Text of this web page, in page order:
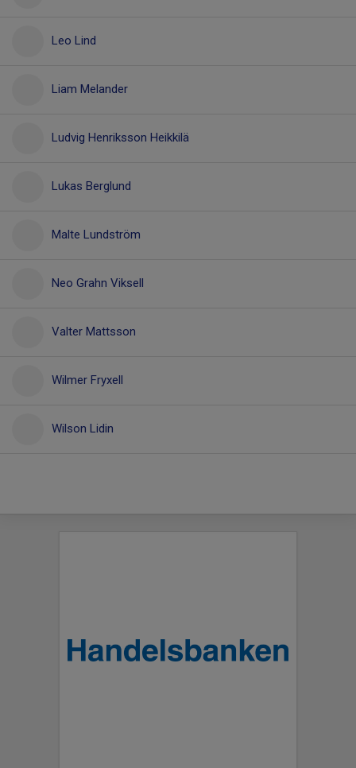
Leo Lind
Liam Melander
Ludvig Henriksson Heikkilä
Lukas Berglund
Malte Lundström
Neo Grahn Viksell
Valter Mattsson
Wilmer Fryxell
Wilson Lidin